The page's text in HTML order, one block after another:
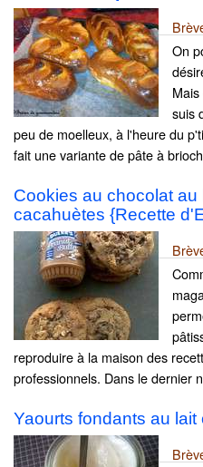
On
suis
peu de moelleux, à l'heure du
fait une variante de pâte à
Cookies au chocolat au
cacahuètes {Recette
reproduire à la maison des
professionnels. Dans le dernier
Yaourts fondants au